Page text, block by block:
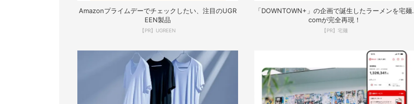
Amazonプライムデーでチェックしたい、注目のUGR
EEN製品
【PR】UGREEN
「DOWNTOWN+」の企画で誕生したラーメンを宅麺.
comが完全再現！
【PR】宅麺